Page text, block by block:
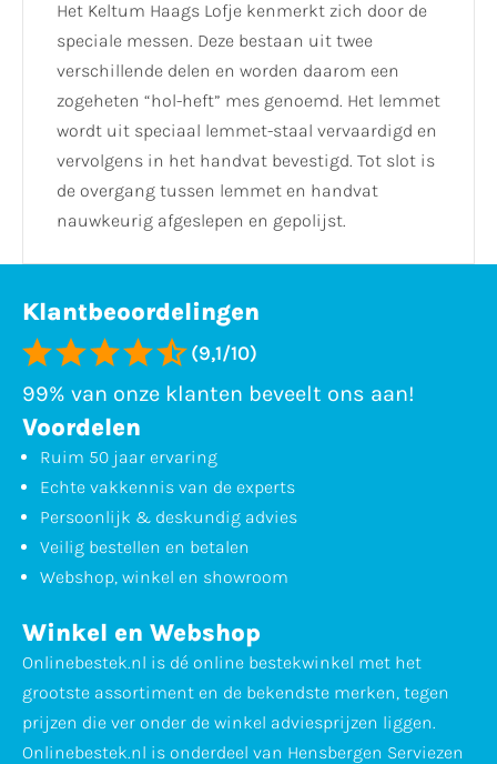
Het Keltum Haags Lofje kenmerkt zich door de
speciale messen. Deze bestaan uit twee
verschillende delen en worden daarom een
zogeheten “hol-heft” mes genoemd. Het lemmet
wordt uit speciaal lemmet-staal vervaardigd en
vervolgens in het handvat bevestigd. Tot slot is
de overgang tussen lemmet en handvat
nauwkeurig afgeslepen en gepolijst.
Klantbeoordelingen
(9,1/10)
99% van onze klanten beveelt ons aan!
Voordelen
Ruim 50 jaar ervaring
Echte vakkennis van de experts
Persoonlijk & deskundig advies
Veilig bestellen en betalen
Webshop, winkel en showroom
Winkel en Webshop
Onlinebestek.nl is dé online bestekwinkel met het
grootste assortiment en de bekendste merken, tegen
prijzen die ver onder de winkel adviesprijzen liggen.
Onlinebestek.nl is onderdeel van Hensbergen Serviezen